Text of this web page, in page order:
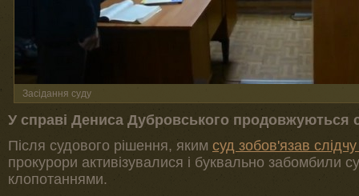
Засідання суду
У справі Дениса Дубровського продовжуються
Після судового рішення, яким суд зобов'язав
прокурори активізувалися і буквально забомбили
клопотаннями.